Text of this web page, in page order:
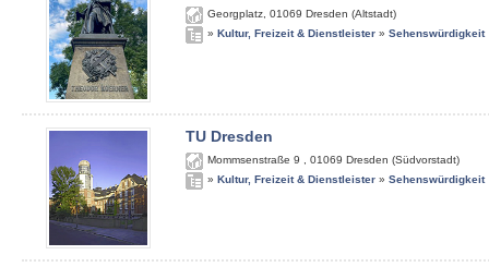
Georgplatz 01069 Dresden (Altstadt)
» Kultur, Freizeit & Dienstleister » Sehenswürdigkeit
TU Dresden
Mommsenstraße 9 01069 Dresden (Südvorstadt)
» Kultur, Freizeit & Dienstleister » Sehenswürdigkeit